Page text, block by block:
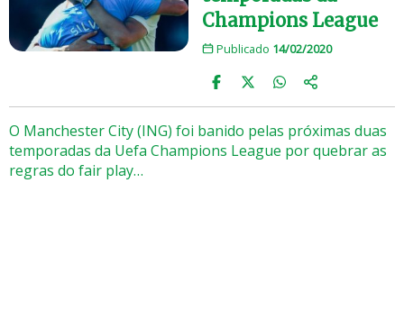
Champions League
Publicado 14/02/2020
O Manchester City (ING) foi banido pelas próximas duas
temporadas da Uefa Champions League por quebrar as
regras do fair play…